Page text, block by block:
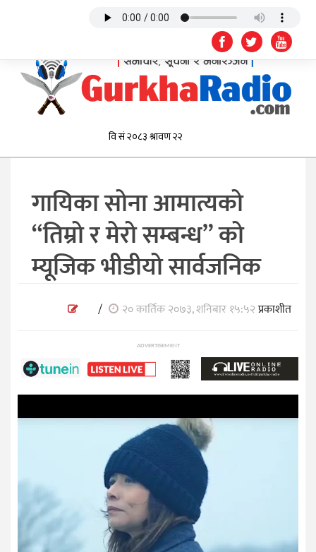
गायिका सोना आमात्यको
“तिम्रो र मेरो सम्बन्ध” को
म्यूजिक भीडीयो सार्वजनिक
/ २० कार्तिक २०७३, शनिबार १५:५२प्रकाशीत
ADVERTISEMENT